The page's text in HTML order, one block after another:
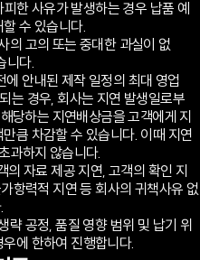
한 사유가 발생하는 경우 납품 예
수 있습니다.
고의 또는 중대한 과실이 없
니다.
안내된 제작 일정의 최대 영업
는 경우, 회사는 지연 발생일로부
당하는 지연배상금을 고객에게 지
큼 차감할 수 있습니다. 이때 지연
과하지 않습니다.
자료 제공 지연, 고객의 확인 지
항력적 지연 등 회사의 귀책사유 없
공정, 품질 영향 범위 및 납기 위
에 한하여 진행합니다.